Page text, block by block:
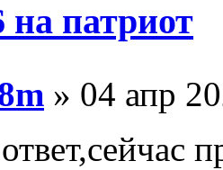
патриот
» 04 апр